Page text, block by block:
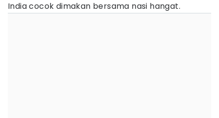
India cocok dimakan bersama nasi hangat.